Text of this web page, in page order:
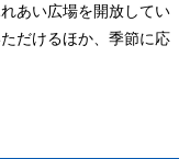
あい広場を開放してい
だけるほか、季節に応